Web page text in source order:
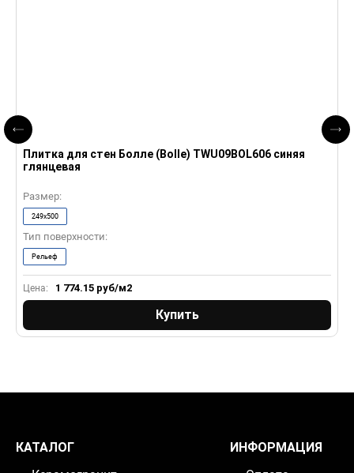
Плитка для стен Болле (Bolle) TWU09BOL606 синяя
глянцевая
Цена: 1 774.15 руб/м2
Купить
Размер:
249x500
Тип поверхности:
Рельеф
КАТАЛОГ
ИНФОРМАЦИЯ